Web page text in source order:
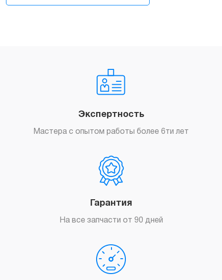
Экспертность
Мастера с опытом работы более 6ти лет
Гарантия
На все запчасти от 90 дней